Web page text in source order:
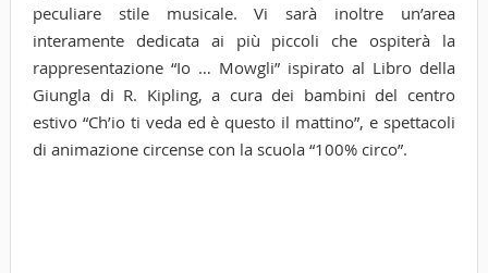
peculiare stile musicale. Vi sarà inoltre un’area
interamente dedicata ai più piccoli che ospiterà la
rappresentazione “Io … Mowgli” ispirato al Libro della
Giungla di R. Kipling, a cura dei bambini del centro
estivo “Ch’io ti veda ed è questo il mattino”, e spettacoli
di animazione circense con la scuola “100% circo”.